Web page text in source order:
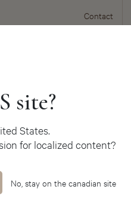
Contact
site?
States.
for localized content?
No, stay on the canadian site